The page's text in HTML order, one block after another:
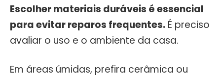
Escolher materiais duráveis é essencial
para evitar reparos frequentes. É preciso
avaliar o uso e o ambiente da casa.
Em áreas úmidas, prefira cerâmica ou